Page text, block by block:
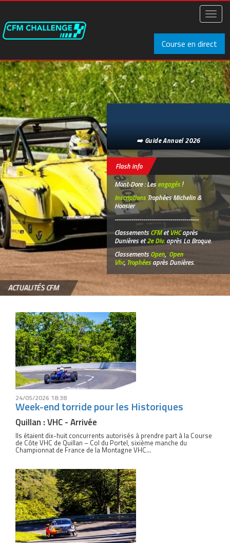
Aller
principal
Course en direct
➡️ Guide Annuel 2026
Flash info
Mont-Dore : Lesengagés!
InscriptionsTrophées Michelin &
Hoosier
-----------------------------------------
ClassementsCFMetVHCaprès
Dunières et2e Div. après La Broque.
ClassementsOpen, Open
Vhc, Trophéesaprès Dunières.
ACTUALITÉS CFM
24/05/2026 18:38
Week-end torride pour les Historiques
Quillan : VHC - Arrivée
Ils étaient dix-huit concurrents autorisés à prendre part à la Course
de Côte VHC de Quillan – Col du Portel, sixième manche du
Championnat de France de la Montagne VHC...